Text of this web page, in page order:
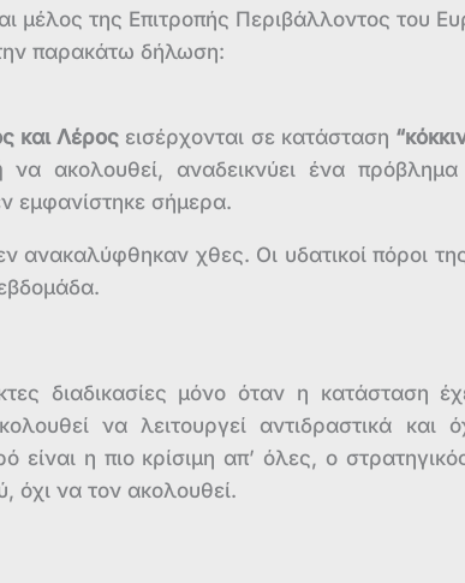
της Επιτροπής Περιβάλλοντος του
παρακάτω δήλωση:
και Λέρος εισέρχονται σε κατάσταση
να ακολουθεί, αναδεικνύει ένα
εμφανίστηκε σήμερα.
ανακαλύφθηκαν χθες. Οι υδατικοί πόροι
διαδικασίες μόνο όταν η κατάσταση
να λειτουργεί αντιδραστικά και
είναι η πιο κρίσιμη απ’ όλες, ο
όχι να τον ακολουθεί.